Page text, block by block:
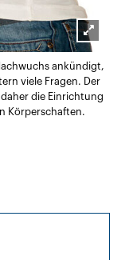
Lightbox
öffnen
ankündigt,
viele Fragen. Der
die Einrichtung
Körperschaften.